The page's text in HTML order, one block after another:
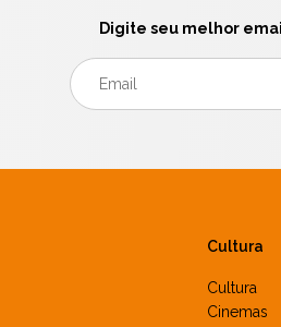
Digite seu melhor
Cultura
Cultura
Cinemas